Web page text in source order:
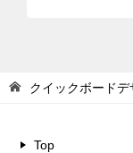
クイックボードデ
Top